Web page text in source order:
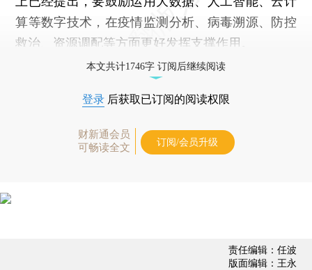
算等数字技术，在疫情监测分析、病毒溯源、防控
救治、资源调配等方面更好发挥支撑作用。
本文共计1746字 订阅后继续阅读
登录 后获取已订阅的阅读权限
财新通会员
可畅读全文
订阅/会员升级
责任编辑：任波
版面编辑：王永